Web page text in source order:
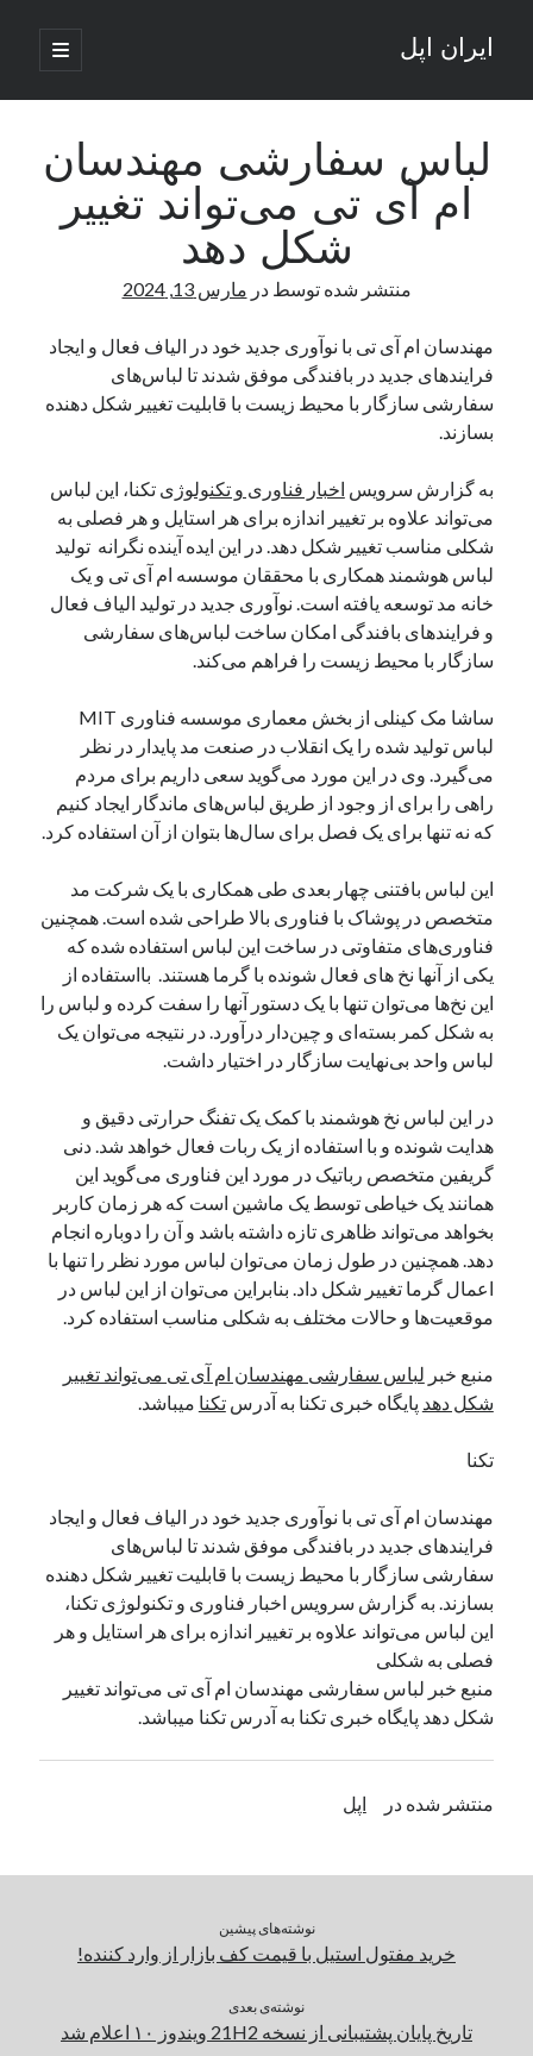
ایران اپل
باز
کردن
اصلی
نوار
کناری
نوشته‌های تازه
راه‌های اتصال موبایل و کامپیوتر به یکدیگر: تجربه‌ای یکپارچه و کاربردی
انتقاد کاربران از اتمام زودهنگام بسته‌های اینترنت ایرانسل همزمان با شرایط
ادعای نت‌بلاکس: قطعی اینترنت ایران بیش از 120 ساعت ادامه یافت؛ اتصال
کشور به حدود یک درصد رسید
قطعی اینترنت در ایران از مرز 48 ساعت گذشت!
گوشی HMD Luma با دوربین 50 مگاپیکسل و نمایشگر 120 هرتز رونمایی شد
آخرین دیدگاه‌ها
یک نویسنده دیدگاه وردپرسدرتعمیرات تخصصی فیس آیدی
بایگانی‌ها
فوریه 2026
ژانویه 2026
دسامبر 2025
نوامبر 2025
آگوست 2025
ژوئن 2025
می 2025
آوریل 2025
مارس 2025
فوریه 2025
ژانویه 2025
دسامبر 2024
اکتبر 2024
سپتامبر 2024
آگوست 2024
جولای 2024
ژوئن 2024
می 2024
آوریل 2024
مارس 2024
ژانویه 2024
دسامبر 2023
اکتبر 2023
آگوست 2023
جولای 2023
دسامبر 2022
دسته‌ها
اپل
دسته‌بندی نشده
لباس سفارشی مهندسان
ام آی تی می‌تواند تغییر
شکل دهد
منتشر شده توسطدر مارس 13, 2024
مهندسان ام آی تی با نوآوری جدید خود در الیاف فعال و ایجاد
فرایندهای جدید در بافندگی موفق شدند تا لباس‌های
سفارشی سازگار با محیط زیست با قابلیت تغییر شکل دهنده
بسازند.
به گزارش سرویس اخبار فناوری و تکنولوژی تکنا، این لباس
می‌تواند علاوه بر تغییر اندازه برای هر استایل و هر فصلی به
شکلی مناسب تغییر شکل دهد. در این ایده آینده نگرانه تولید
لباس هوشمند همکاری با محققان موسسه ام آی تی و یک
خانه مد توسعه یافته است. نوآوری جدید در تولید الیاف فعال
و فرایندهای بافندگی امکان ساخت لباس‌های سفارشی
سازگار با محیط زیست را فراهم می‌کند.
ساشا مک کینلی از بخش معماری موسسه فناوری MIT
لباس تولید شده را یک انقلاب در صنعت مد پایدار در نظر
می‌گیرد. وی در این مورد می‌گوید سعی داریم برای مردم
راهی را برای از وجود از طریق لباس‌های ماندگار ایجاد کنیم
که نه تنها برای یک فصل برای سال‌ها بتوان از آن استفاده کرد.
این لباس بافتنی چهار بعدی طی همکاری با یک شرکت مد
متخصص در پوشاک با فناوری بالا طراحی شده است. همچنین
فناوری‌های متفاوتی در ساخت این لباس استفاده شده که
یکی از آنها نخ های فعال شونده با گرما هستند. بااستفاده از
این نخ‌ها می‌توان تنها با یک دستور آنها را سفت کرده و لباس را
به شکل کمر بسته‌ای و چین‌دار درآورد. در نتیجه می‌توان یک
لباس واحد بی‌نهایت سازگار در اختیار داشت.
در این لباس نخ هوشمند با کمک یک تفنگ حرارتی دقیق و
هدایت شونده و با استفاده از یک ربات فعال خواهد شد. دنی
گریفین متخصص رباتیک در مورد این فناوری می‌گوید این
همانند یک خیاطی توسط یک ماشین است که هر زمان کاربر
بخواهد می‌تواند ظاهری تازه داشته باشد و آن را دوباره انجام
دهد. همچنین در طول زمان می‌توان لباس مورد نظر را تنها با
اعمال گرما تغییر شکل داد. بنابراین می‌توان از این لباس در
موقعیت‌ها و حالات مختلف به شکلی مناسب استفاده کرد.
منبع خبر لباس سفارشی مهندسان ام آی تی می‌تواند تغییر
شکل دهد پایگاه خبری تکنا به آدرستکنا میباشد.
تکنا
مهندسان ام آی تی با نوآوری جدید خود در الیاف فعال و ایجاد
فرایندهای جدید در بافندگی موفق شدند تا لباس‌های
سفارشی سازگار با محیط زیست با قابلیت تغییر شکل دهنده
بسازند. به گزارش سرویس اخبار فناوری و تکنولوژی تکنا،
این لباس می‌تواند علاوه بر تغییر اندازه برای هر استایل و هر
فصلی به شکلی
منبع خبر لباس سفارشی مهندسان ام آی تی می‌تواند تغییر
شکل دهد پایگاه خبری تکنا به آدرس تکنا میباشد.
منتشر شده در اپل
نوشته‌های پیشین
خرید مفتول استیل با قیمت کف بازار از وارد کننده!
نوشته‌ی بعدی
تاریخ پایان پشتیبانی از نسخه 21H2 ویندوز ۱۰ اعلام شد